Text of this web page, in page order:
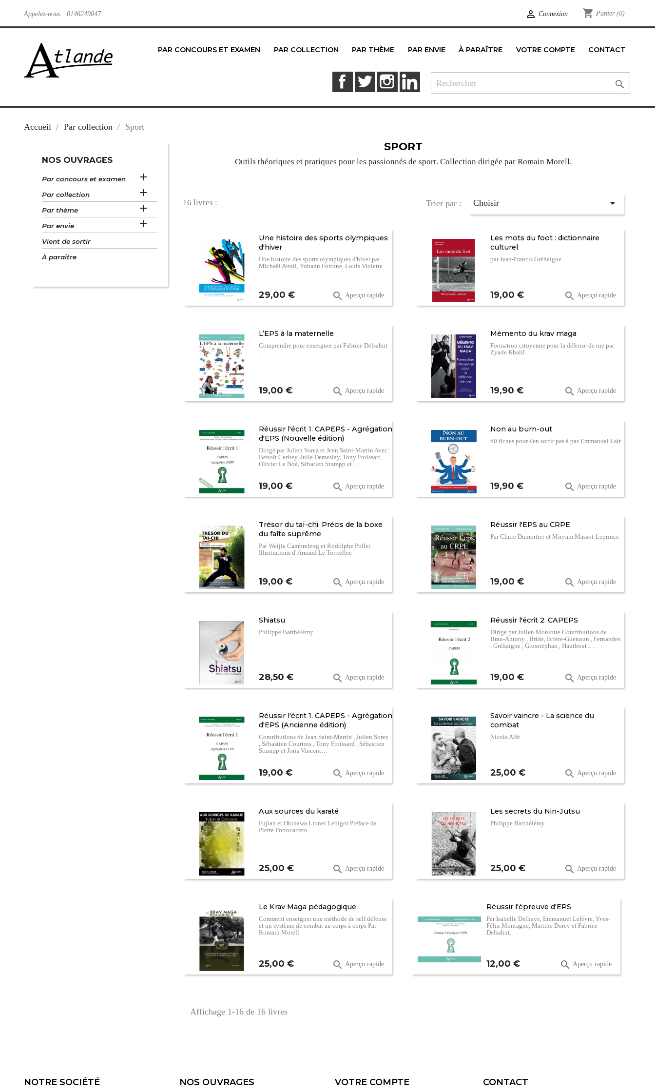
Appelez-nous : 0146249047  Connexion shopping_cart Panier (0)
PAR CONCOURS ET EXAMEN PAR COLLECTION PAR THÈME PAR ENVIE À PARAÎTRE VOTRE COMPTE CONTACT
FacebookTwitter Instagram

Accueil Par collection Sport
NOS OUVRAGES
Par concours et examen 
Par collection 
Par thème 
Par envie 
Vient de sortir
À paraître
SPORT
Outils théoriques et pratiques pour les passionnés de sport. Collection dirigée par Romain Morell.
16 livres : Trier par : Choisir 
Une histoire des sports olympiques
d'hiver
Une histoire des sports olympiques d'hiver par
Michaël Attali, Yohann Fortune, Louis Violette
Prix
29,00 €  Aperçu rapide
Les mots du foot : dictionnaire
culturel
par Jean-Francis Gréhaigne
Prix
19,00 €  Aperçu rapide
L’EPS à la maternelle
Comprendre pour enseigner par Fabrice Delsahut
.
Prix
19,00 €  Aperçu rapide
Mémento du krav maga
Formation citoyenne pour la défense de rue par
Zyade Khalil .
Prix
19,90 €  Aperçu rapide
Réussir l'écrit 1. CAPEPS - Agrégation
d'EPS (Nouvelle édition)
Dirigé par Julien Sorez et Jean Saint-Martin Avec:
Benoît Caritey, Julie Demeslay, Tony Froissart,
Olivier Le Noé, Sébatien Stumpp et…
Prix
19,00 €  Aperçu rapide
Non au burn-out
60 fiches pour s'en sortir pas à pas Emmanuel Lair
Prix
19,90 €  Aperçu rapide
Trésor du taï-chi. Précis de la boxe
du faîte suprême
Par Weijia Cambreleng et Rodolphe Pollet
Illustrations d' Arnaud Le Torriellec
Prix
19,00 €  Aperçu rapide
Réussir l'EPS au CRPE
Par Claire Dumortier et Miryam Massot-Leprince
Prix
19,00 €  Aperçu rapide
Shiatsu
Philippe Barthélémy
Prix
28,50 €  Aperçu rapide
Réussir l'écrit 2. CAPEPS
Dirigé par Julien Moniotte Contributions de
Brau-Antony , Bride, Brière-Guenoun , Fernandes
, Gréhaigne , Grosstephan , Hautbout ,…
Prix
19,00 €  Aperçu rapide
Réussir l'écrit 1. CAPEPS - Agrégation
d'EPS (Ancienne édition)
Contributions de Jean Saint-Martin , Julien Sorez
, Sébastien Courtois , Tony Froissard , Sébastien
Stumpp et Joris Vincent…
Prix
19,00 €  Aperçu rapide
Savoir vaincre - La science du
combat
Nicola Alfè
Prix
25,00 €  Aperçu rapide
Aux sources du karaté
Fujian et Okinawa Lionel Lebigot Préface de
Pierre Portocarrero
Prix
25,00 €  Aperçu rapide
Les secrets du Nin-Jutsu
Philippe Barthélémy
Prix
25,00 €  Aperçu rapide
Le Krav Maga pédagogique
Comment enseigner une méthode de self défense
et un système de combat au corps à corps Par
Romain Morell
Prix
25,00 €  Aperçu rapide
Réussir l'épreuve d'EPS
Par Isabelle Delhaye, Emmanuel Lefèvre, Yves-
Félix Montagne, Martine Dorey et Fabrice
Delsahut.
Prix
12,00 €  Aperçu rapide
Affichage 1-16 de 16 livres
NOTRE SOCIÉTÉ NOS OUVRAGES VOTRE COMPTE CONTACT